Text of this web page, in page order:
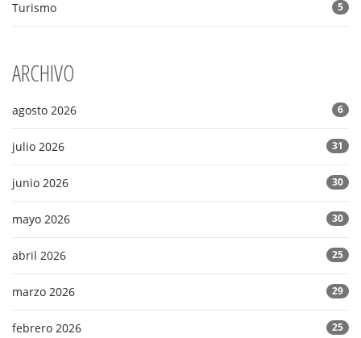
Turismo 5
ARCHIVO
agosto 2026 6
julio 2026 31
junio 2026 30
mayo 2026 30
abril 2026 25
marzo 2026 29
febrero 2026 25